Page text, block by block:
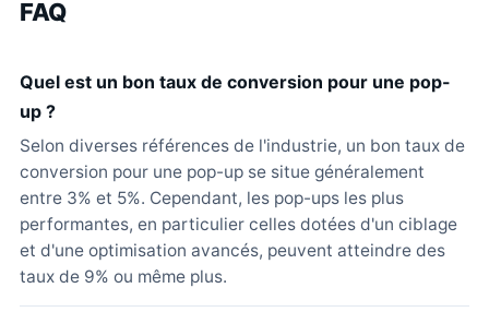
FAQ
Quel est un bon taux de conversion pour une pop-
up ?
Selon diverses références de l'industrie, un bon taux de
conversion pour une pop-up se situe généralement
entre 3% et 5%. Cependant, les pop-ups les plus
performantes, en particulier celles dotées d'un ciblage
et d'une optimisation avancés, peuvent atteindre des
taux de 9% ou même plus.